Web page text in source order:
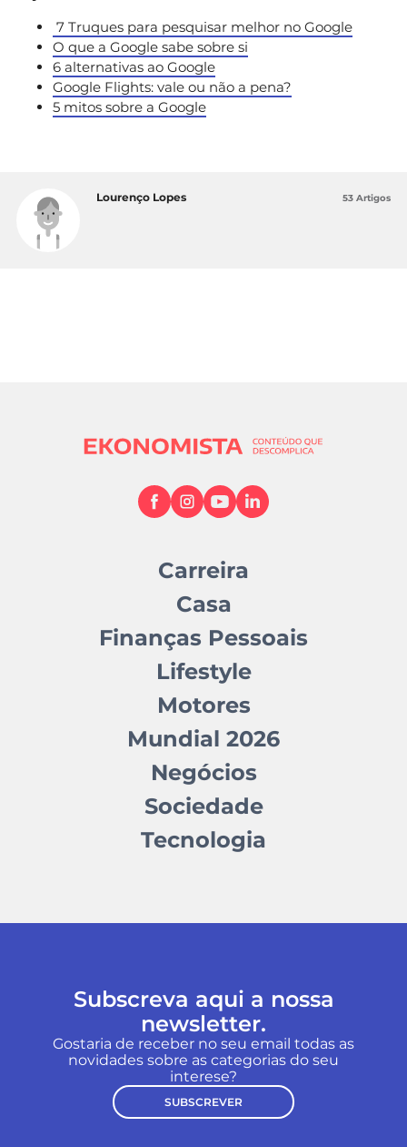
7 Truques para pesquisar melhor no Google
O que a Google sabe sobre si
6 alternativas ao Google
Google Flights: vale ou não a pena?
5 mitos sobre a Google
Lourenço Lopes 53 Artigos
Carreira
Casa
Finanças Pessoais
Lifestyle
Motores
Mundial 2026
Negócios
Sociedade
Tecnologia
Subscreva aqui a nossa
newsletter.
Gostaria de receber no seu email todas as
novidades sobre as categorias do seu
interese?
SUBSCREVER